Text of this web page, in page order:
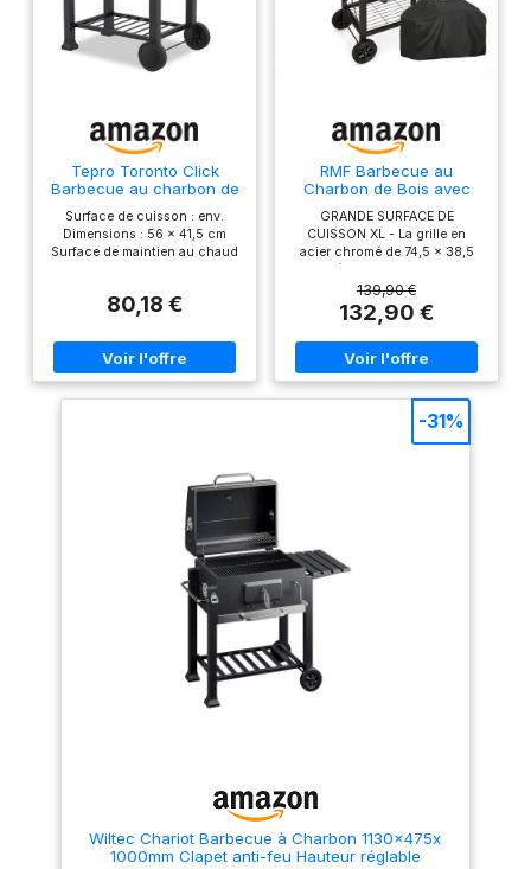
Tepro Toronto Click
Barbecue au charbon de
inoxydable
Surface de cuisson : env.
Dimensions : 56 x 41,5 cm
Surface de maintien au chaud
contenir jusqu'à max. 1,35 kg
de cuisson avec grille
amovible 1 grille de maintien
au chaud émaillée Poignée de
80,18 €
RMF Barbecue au
Charbon de Bois avec
Intégré - Kit
d'Accessoires et Housse
inclus, Chariot en Acier
Étagères Latérales
Pliables, Tiroir Ramasse-
Cendres
GRANDE SURFACE DE
CUISSON XL - La grille en
acier chromé de 74,5 x 38,5
totale de 2 868 centimètres
carrés ; cet espace permet di
cuire simultanément de la
viande et des légumes, avec
une grille surélevée pour le
maintien au chaud
UNIFORME - Le couvercle
intègre un thermomètre pour
un contrôle constant de la
poisson et les légumes
STRUCTURE EN ACIER
acier avec revêtement par
et assure une grande stabilité ;
les roues robustes facilitent le
déplacement dans le jardin ou
sur la terrasse, faisant de ce
fourchette, une spatule, un
pince pour la manipulation
des aliments ; le barbecue au
139,90 €
132,90 €
Wiltec Chariot Barbecue à Charbon 1130x475x
1000mm Clapet anti-feu Hauteur réglable
-31%